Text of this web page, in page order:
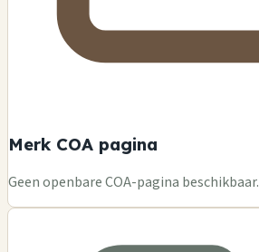
Merk COA pagina
Geen openbare COA-pagina beschikbaar.